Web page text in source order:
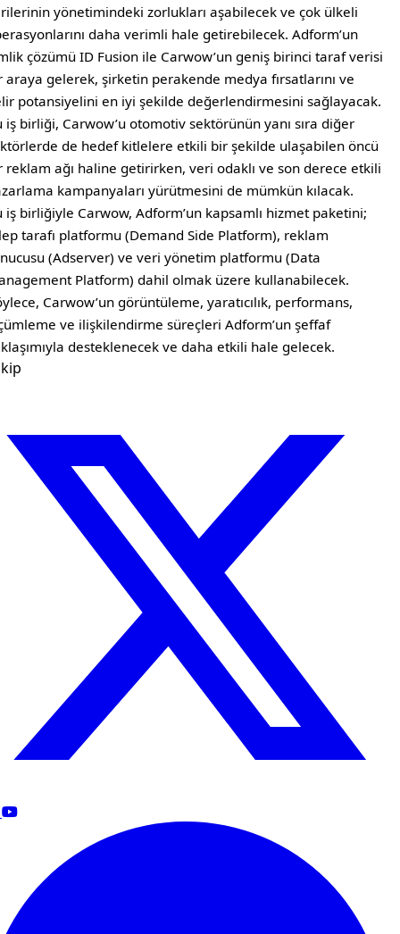
yönetimindeki zorlukları aşabilecek ve çok ülkeli
daha verimli hale getirebilecek. Adform’un
çözümü ID Fusion ile Carwow’un geniş birinci taraf verisi
araya gelerek, şirketin perakende medya fırsatlarını ve
potansiyelini en iyi şekilde değerlendirmesini sağlayacak.
iş birliği, Carwow’u otomotiv sektörünün yanı sıra diğer
de hedef kitlelere etkili bir şekilde ulaşabilen öncü
reklam ağı haline getirirken, veri odaklı ve son derece etkili
kampanyaları yürütmesini de mümkün kılacak.
iş birliğiyle Carwow, Adform’un kapsamlı hizmet paketini;
tarafı platformu (Demand Side Platform), reklam
(Adserver) ve veri yönetim platformu (Data
Platform) dahil olmak üzere kullanabilecek.
Carwow’un görüntüleme, yaratıcılık, performans,
ve ilişkilendirme süreçleri Adform’un şeffaf
desteklenecek ve daha etkili hale gelecek.